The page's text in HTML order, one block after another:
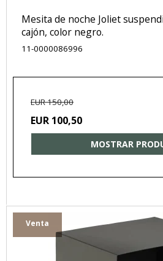
Mesita de noche Joliet
cajón, color negro.
11-0000086996
EUR 150,00
EUR 100,50
MOSTRAR
Venta